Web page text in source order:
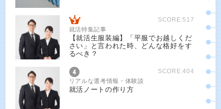
SCORE:517
就活特集記事
【就活生服装編】「平服でお越しくだ
さい」と言われた時、どんな格好をす
るべき？
SCORE:404
リアルな選考情報・体験談
就活ノートの作り方